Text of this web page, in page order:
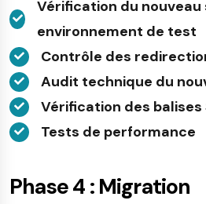
Vérification du nouveau
environnement de test
Contrôle des
Audit technique du
Vérification des balises
Tests de performance
Phase 4 : Migration